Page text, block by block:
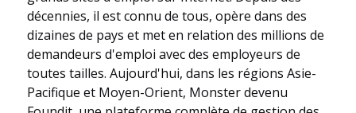
décennies, il est connu de tous, opère dans des
dizaines de pays et met en relation des millions de
demandeurs d'emploi avec des employeurs de
toutes tailles. Aujourd'hui, dans les régions Asie-
Pacifique et Moyen-Orient, Monster devenu